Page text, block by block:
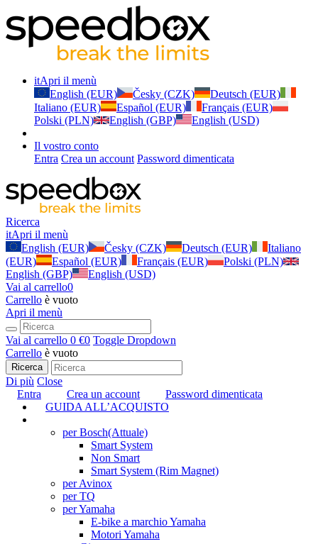
itApri il menù
English (EUR)
Česky (CZK)
Deutsch (EUR)
Italiano (EUR)
Español (EUR)
Français (EUR)
Polski (PLN)
English (GBP) English (USD)
Il vostro conto
Entra Crea un account Password dimenticata
Ricerca
itApri il menù
English (EUR)
Česky (CZK) Deutsch (EUR)
Italiano
(EUR)
Español (EUR) Français (EUR)
Polski (PLN)
English (GBP)
English (USD)
Vai al carrello0
Carrello è vuoto
Apri il menù
Vai al carrello 0 €0 Toggle Dropdown
Carrello è vuoto
Ricerca
Di più Close
Entra
Crea un account
Password dimenticata
GUIDA ALL’ACQUISTO
per Bosch(Attuale)
Smart System
Non Smart
Smart System (Rim Magnet)
per Avinox
per TQ
per Yamaha
E-bike a marchio Yamaha
Motori Yamaha